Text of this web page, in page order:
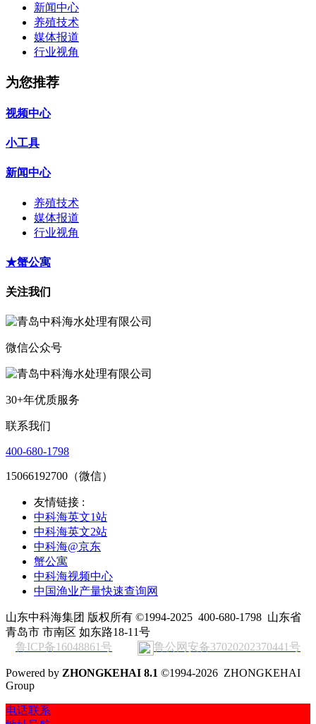
新闻中心
养殖技术
媒体报道
行业视角
为您推荐
视频中心
小工具
新闻中心
养殖技术
媒体报道
行业视角
★蟹公寓
关注我们
微信公众号
30+年优质服务
联系我们
400-680-1798
15066192700（微信）
友情链接 :
中科海英文1站
中科海英文2站
中科海@京东
蟹公寓
中科海视频中心
中国渔业产量快速查询网
山东中科海集团 版权所有 ©1994-2025 400-680-1798 山东省
青岛市 市南区 如东路18-11号
鲁ICP备16048861号
鲁公网安备37020202370441号
Powered by ZHONGKEHAI 8.1 ©1994-2026 ZHONGKEHAI
Group
电话联系